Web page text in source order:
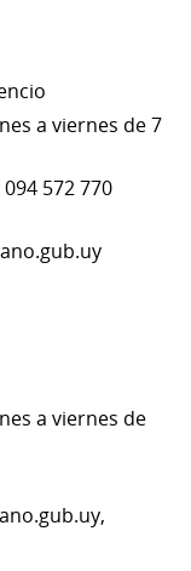
a viernes de 7
572 770
a viernes de